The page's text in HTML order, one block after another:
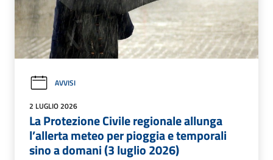
AVVISI
2 LUGLIO 2026
La Protezione Civile regionale allunga
l’allerta meteo per pioggia e temporali
sino a domani (3 luglio 2026)